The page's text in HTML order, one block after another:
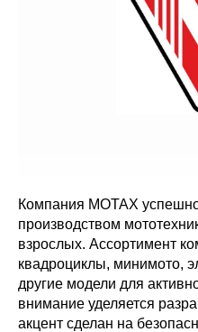
Компания MOTAX
производством
взрослых. Ассортимент
квадроциклы, минимото,
другие модели для
внимание уделяется
акцент сделан на